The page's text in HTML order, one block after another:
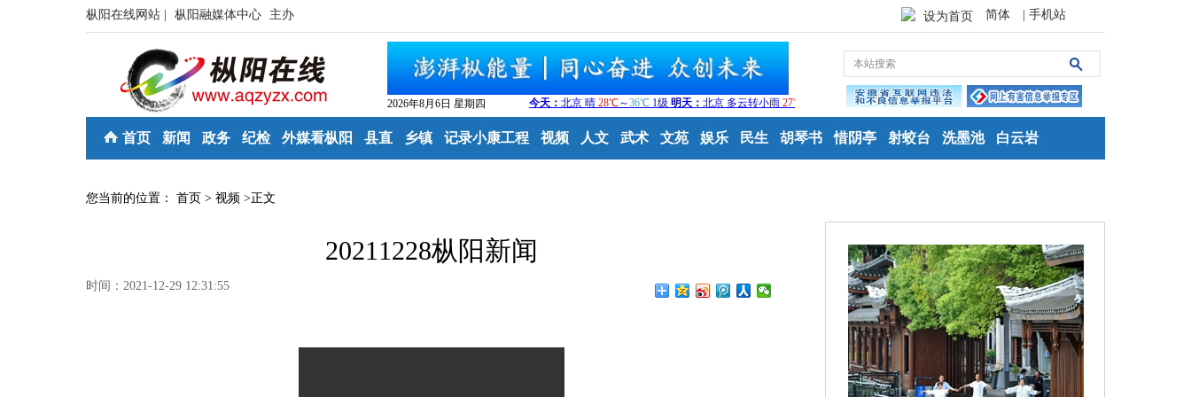
枞阳在线网站 | 枞阳融媒体中心 主办 设为首页 简体 | 手机站
2026年8月6日 星期四
首页 新闻 政务 纪检 外媒看枞阳 县直 乡镇 记录小康工程 视频 人文 武术 文苑 娱乐 民生 胡琴书 惜阴亭 射蛟台 洗墨池 白云岩
您当前的位置： 首页 > 视频 >正文
20211228枞阳新闻
时间：2021-12-29 12:31:55